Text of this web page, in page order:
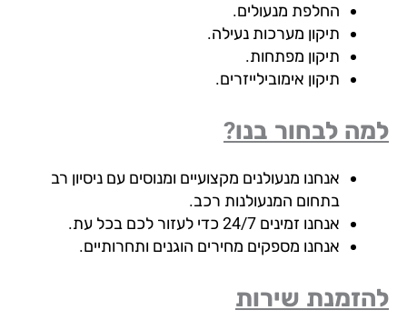
החלפת מנעולים.
תיקון מערכות נעילה.
תיקון מפתחות.
תיקון אימובילייזרים.
לבחור בנו?
אנחנו מנעולנים מקצועיים ומנוסים עם ניסיון רב
בתחום המנעולנות רכב.
אנחנו זמינים 24/7 כדי לעזור לכם בכל עת.
אנחנו מספקים מחירים הוגנים ותחרותיים.
שירות